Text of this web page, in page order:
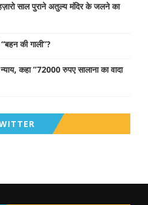
साल पुराने अतुल्य मंदिर के जलने का
की गाली”?
कहा ”72000 रुपए सालाना का वादा